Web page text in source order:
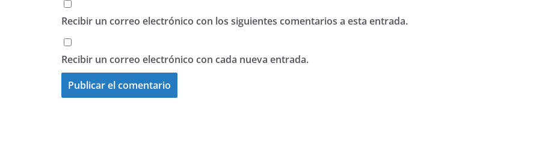
Recibir un correo electrónico con los siguientes comentarios a esta entrada.
Recibir un correo electrónico con cada nueva entrada.